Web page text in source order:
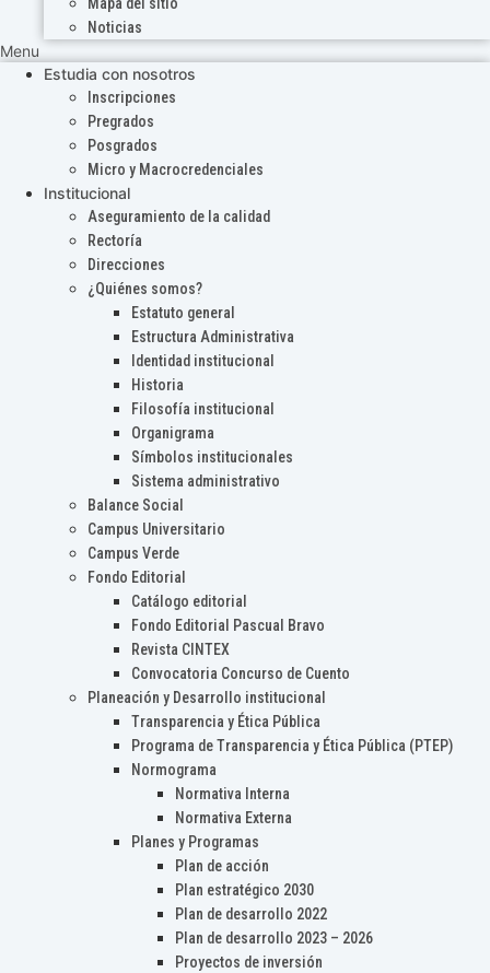
Mapa del sitio
Noticias
Menu
Estudia con nosotros
Inscripciones
Pregrados
Posgrados
Micro y Macrocredenciales
Institucional
Aseguramiento de la calidad
Rectoría
Direcciones
¿Quiénes somos?
Estatuto general
Estructura Administrativa
Identidad institucional
Historia
Filosofía institucional
Organigrama
Símbolos institucionales
Sistema administrativo
Balance Social
Campus Universitario
Campus Verde
Fondo Editorial
Catálogo editorial
Fondo Editorial Pascual Bravo
Revista CINTEX
Convocatoria Concurso de Cuento
Planeación y Desarrollo institucional
Transparencia y Ética Pública
Programa de Transparencia y Ética Pública (PTEP)
Normograma
Normativa Interna
Normativa Externa
Planes y Programas
Plan de acción
Plan estratégico 2030
Plan de desarrollo 2022
Plan de desarrollo 2023 – 2026
Proyectos de inversión